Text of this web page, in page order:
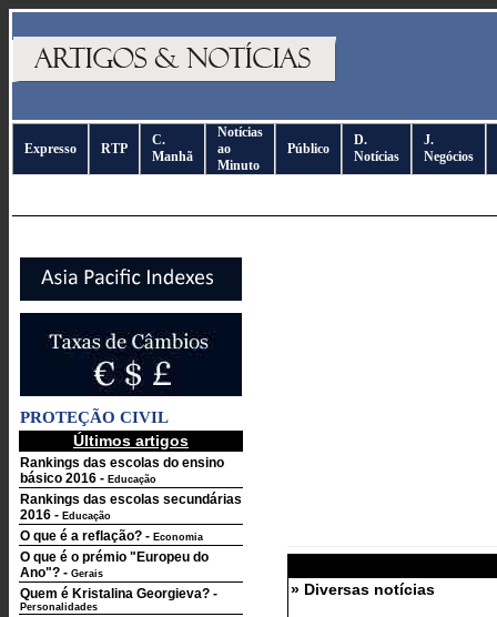
Expresso RTP
C.
Manhã
Notícias
ao
Minuto
Público
D.
Notícias
J.
Negócios
PROTEÇÃO CIVIL
Últimos artigos
Rankings das escolas do ensino
básico 2016 - Educação
Rankings das escolas secundárias
2016 - Educação
O que é a reflação? - Economia
O que é o prémio "Europeu do
Ano"? - Gerais
Quem é Kristalina Georgieva? -
Personalidades
» Diversas notícias